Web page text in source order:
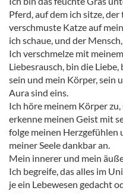
Pferd, auf dem ich sitze,
verschmuste Katze auf
ich schaue, und der
Ich verschmelze mit
Liebesrausch, bin die
sein und mein Körper, sein
Aura sind eins.
Ich höre meinem Körper
erkenne meinen Geist mit
folge meinen Herzgefühlen
meiner Seele dankbar an.
Mein innerer und mein
Ich begreife, das alles im
je ein Lebewesen gedacht